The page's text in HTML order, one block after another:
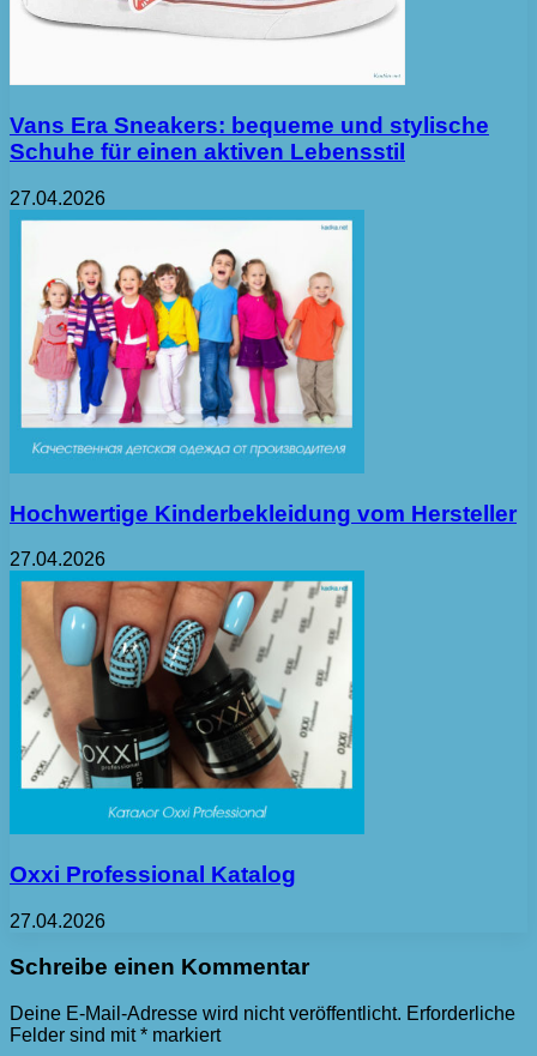
Vans Era Sneakers: bequeme und stylische
Schuhe für einen aktiven Lebensstil
27.04.2026
Hochwertige Kinderbekleidung vom Hersteller
27.04.2026
Oxxi Professional Katalog
27.04.2026
Schreibe einen Kommentar
Deine E-Mail-Adresse wird nicht veröffentlicht. Erforderliche
Felder sind mit* markiert